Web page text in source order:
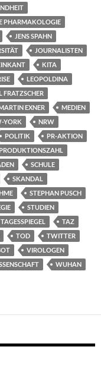
PHARMAKOLOGIE
JENS SPAHN
JOURNALISTEN
KITA
LEOPOLDINA
FRATZSCHER
EXNER
MEDIEN
YORK
NRW
POLITIK
PR-AKTION
SCHULE
SKANDAL
STEPHAN PUSCH
STUDIEN
TAGESSPIEGEL
TAZ
TOD
TWITTER
VIROLOGEN
WUHAN